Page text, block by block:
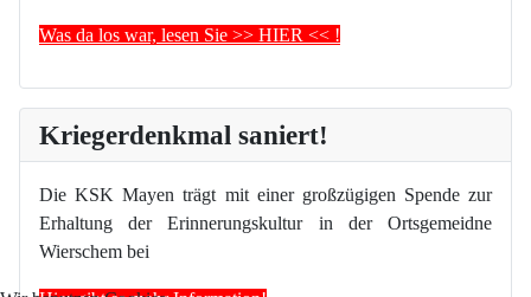
Was da los war, lesen Sie >> HIER << !
Kriegerdenkmal saniert!
Die KSK Mayen trägt mit einer großzügigen Spende zur
Erhaltung der Erinnerungskultur in der Ortsgemeidne
Wierschem bei